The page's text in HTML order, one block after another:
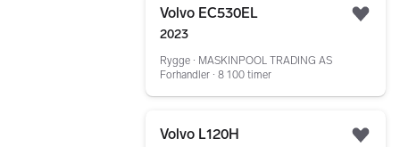
Volvo EC530EL
2023
Rygge ∙ MASKINPOOL TRADING AS
Forhandler ∙ 8 100 timer
Volvo L120H